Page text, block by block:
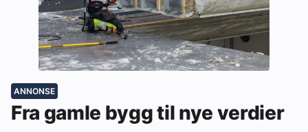
ANNONSE
Fra gamle bygg til nye verdier